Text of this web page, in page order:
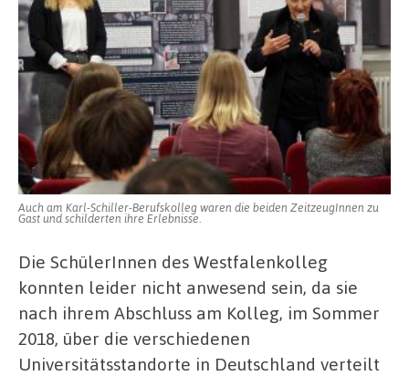
Auch am Karl-Schiller-Berufskolleg waren die beiden ZeitzeugInnen zu
Gast und schilderten ihre Erlebnisse.
Die SchülerInnen des Westfalenkolleg
konnten leider nicht anwesend sein, da sie
nach ihrem Abschluss am Kolleg, im Sommer
2018, über die verschiedenen
Universitätsstandorte in Deutschland verteilt